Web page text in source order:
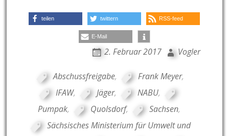
teilen twittern RSS-feed
E-Mail
2. Februar 2017 Vogler
Abschussfreigabe, Frank Meyer,
IFAW, Jäger, NABU,
Pumpak, Quolsdorf, Sachsen,
Sächsisches Ministerium für Umwelt und